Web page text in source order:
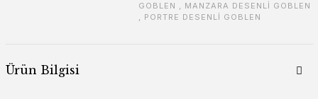
GOBLEN , MANZARA DESENLİ GOBLEN
, PORTRE DESENLİ GOBLEN
Ürün Bilgisi